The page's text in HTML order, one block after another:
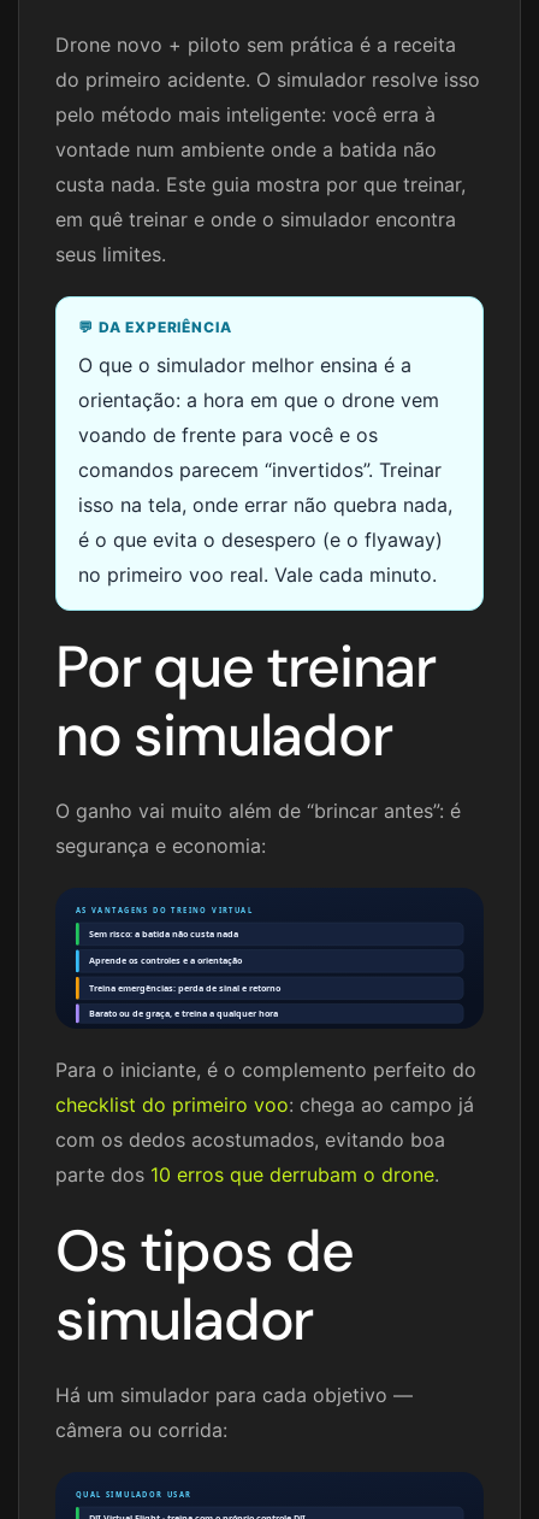
Drone novo + piloto sem prática é a receita
do primeiro acidente. O simulador resolve isso
pelo método mais inteligente: você erra à
vontade num ambiente onde a batida não
custa nada. Este guia mostra por que treinar,
em quê treinar e onde o simulador encontra
seus limites.
💬 DA EXPERIÊNCIA
O que o simulador melhor ensina é a
orientação: a hora em que o drone vem
voando de frente para você e os
comandos parecem “invertidos”. Treinar
isso na tela, onde errar não quebra nada,
é o que evita o desespero (e o flyaway)
no primeiro voo real. Vale cada minuto.
Por que treinar
no simulador
O ganho vai muito além de “brincar antes”: é
segurança e economia:
AS VANTAGENS DO TREINO VIRTUAL
Sem risco: a batida não custa nada
Aprende os controles e a orientação
Treina emergências: perda de sinal e retorno
Barato ou de graça, e treina a qualquer hora
Para o iniciante, é o complemento perfeito do
checklist do primeiro voo: chega ao campo já
com os dedos acostumados, evitando boa
parte dos 10 erros que derrubam o drone.
Os tipos de
simulador
Há um simulador para cada objetivo —
câmera ou corrida:
QUAL SIMULADOR USAR